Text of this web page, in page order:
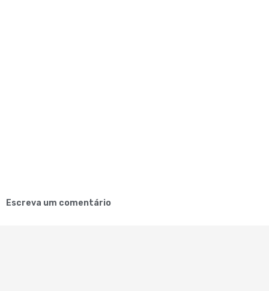
Escreva um comentário